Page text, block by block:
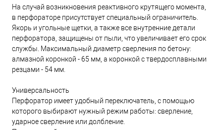
На случай возникновения реактивного крутящего момента,
в перфораторе присутствует специальный ограничитель.
Якорь и угольные щетки, а также все внутренние детали
перфоратора, защищены от пыли, что увеличивает его срок
службы. Максимальный диаметр сверления по бетону:
алмазной коронкой - 65 мм, а коронкой с твердосплавными
резцами - 54 мм.
Универсальность
Перфоратор имеет удобный переключатель, с помощью
которого выбирают нужный режим работы: сверление,
ударное сверление или долбление.